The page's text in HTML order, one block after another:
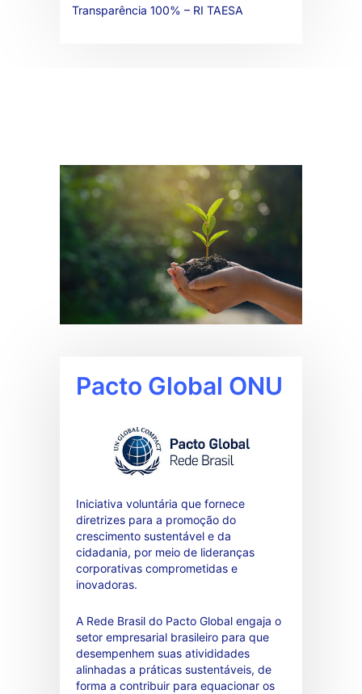
Transparência 100% – RI TAESA
Pacto Global ONU
Iniciativa voluntária que fornece
diretrizes para a promoção do
crescimento sustentável e da
cidadania, por meio de lideranças
corporativas comprometidas e
inovadoras.
A Rede Brasil do Pacto Global engaja o
setor empresarial brasileiro para que
desempenhem suas ativididades
alinhadas a práticas sustentáveis, de
forma a contribuir para equacionar os